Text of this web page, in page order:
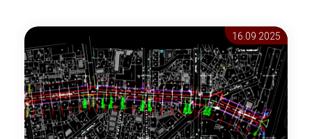
16.09 2025